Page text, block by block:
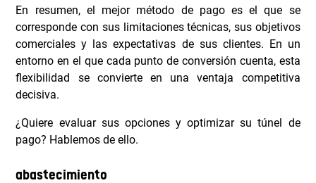
En resumen, el mejor método de pago es el que se
corresponde con sus limitaciones técnicas, sus objetivos
comerciales y las expectativas de sus clientes. En un
entorno en el que cada punto de conversión cuenta, esta
flexibilidad se convierte en una ventaja competitiva
decisiva.
¿Quiere evaluar sus opciones y optimizar su túnel de
pago? Hablemos de ello.
abastecimiento